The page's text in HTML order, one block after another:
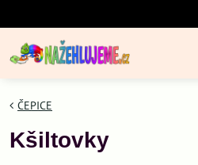
ČEPICE
Kšiltovky